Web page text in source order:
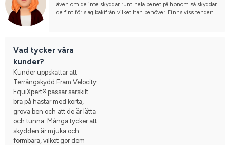
även om de inte skyddar runt hela benet på honom så skyddar
de fint för slag bakifrån vilket han behöver. Finns viss tendens
behåller de passformen något bättre - annars har de en
tendens att räta ut sig och bli platta.
Vad tycker våra
kunder?
Kunder uppskattar att
Terrängskydd Fram Velocity
EquiXpert® passar särskilt
bra på hästar med korta,
grova ben och att de är lätta
och tunna. Många tycker att
skydden är mjuka och
formbara, vilket gör dem